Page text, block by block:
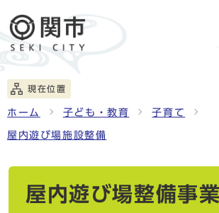
現在位置
ホーム 子ども・教育 子育て
屋内遊び場施設整備
屋内遊び場整備事